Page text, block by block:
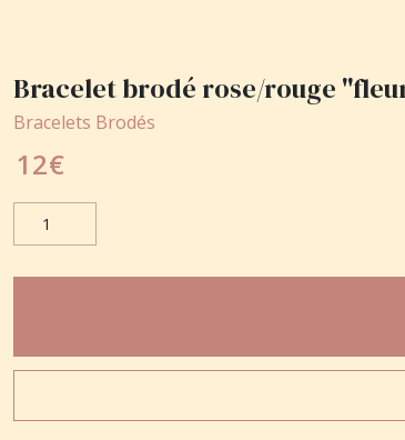
Bracelet brodé rose/rouge
Bracelets Brodés
12€